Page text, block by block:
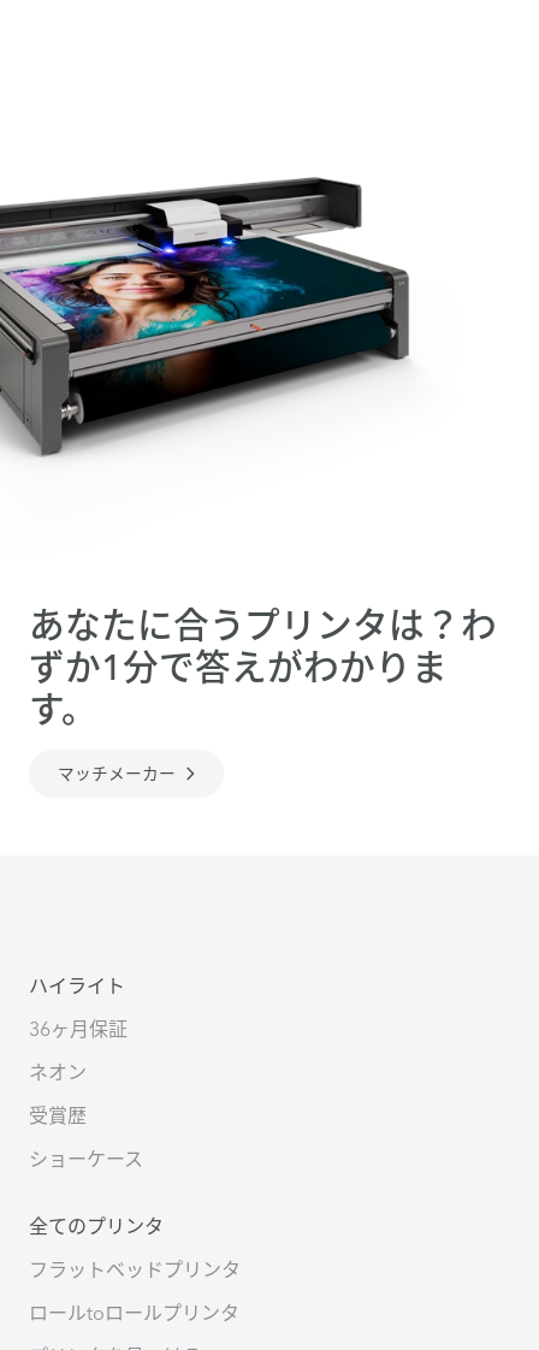
あなたに合うプリンタは？わ
ずか1分で答えがわかりま
す。
マッチメーカー
ハイライト
36ヶ月保証
ネオン
受賞歴
ショーケース
全てのプリンタ
フラットベッドプリンタ
ロールtoロールプリンタ